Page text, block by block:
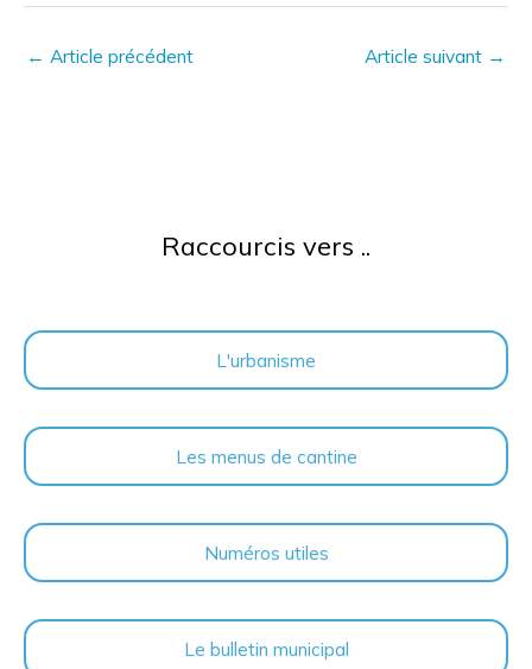
← Article précédent Article suivant →
Raccourcis vers ..
L'urbanisme
Les menus de cantine
Numéros utiles
Le bulletin municipal